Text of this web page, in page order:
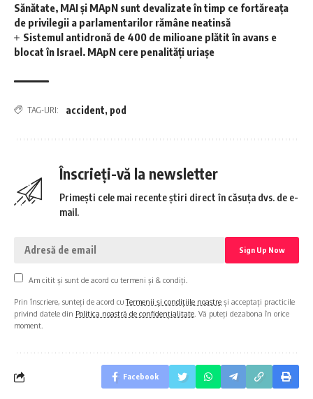
Sănătate, MAI și MApN sunt devalizate în timp ce fortăreața
de privilegii a parlamentarilor rămâne neatinsă
Sistemul antidronă de 400 de milioane plătit în avans e
blocat în Israel. MApN cere penalități uriașe
TAG-URI: accident, pod
Înscrieți-vă la newsletter
Primești cele mai recente știri direct în căsuța dvs. de e-
mail.
Am citit și sunt de acord cu termeni și & condiți.
Prin înscriere, sunteți de acord cuTermenii și condițiile noastre și acceptați practicile
privind datele din Politica noastră de confidențialitate . Vă puteți dezabona în orice
moment.
Facebook